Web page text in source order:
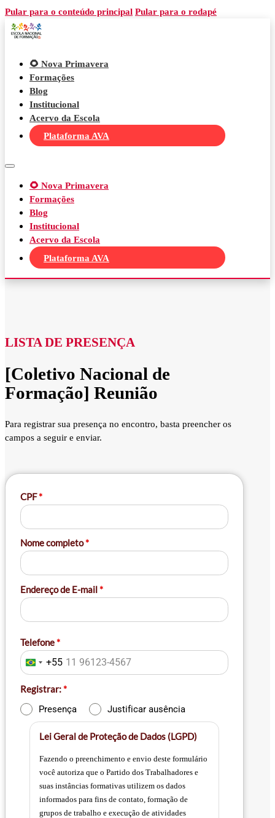
Pular para o conteúdo principal Pular para o rodapé
🌻 Nova Primavera
Formações
Blog
Institucional
Acervo da Escola
Plataforma AVA
🌻 Nova Primavera
Formações
Blog
Institucional
Acervo da Escola
Plataforma AVA
LISTA DE PRESENÇA
[Coletivo Nacional de
Formação] Reunião
Para registrar sua presença no encontro, basta preencher os
campos a seguir e enviar.
CPF*
Nome completo*
Endereço de E-mail *
Telefone*
Brazil+55
Registrar:*
Presença
Justificar ausência
Lei Geral de Proteção de Dados (LGPD)
Fazendo o preenchimento e envio deste formulário
você autoriza que o Partido dos Trabalhadores e
suas instâncias formativas utilizem os dados
informados para fins de contato, formação de
grupos de trabalho e execução de atividades